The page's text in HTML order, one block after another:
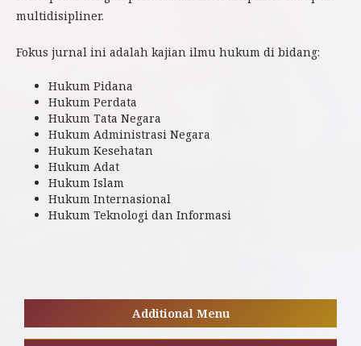
multidisipliner.
Fokus jurnal ini adalah kajian ilmu hukum di bidang:
Hukum Pidana
Hukum Perdata
Hukum Tata Negara
Hukum Administrasi Negara
Hukum Kesehatan
Hukum Adat
Hukum Islam
Hukum Internasional
Hukum Teknologi dan Informasi
Additional Menu